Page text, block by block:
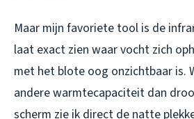
Maar mijn favoriete tool is de
laat exact zien waar vocht zich
met het blote oog onzichtbaar is.
andere warmtecapaciteit dan
scherm zie ik direct de natte